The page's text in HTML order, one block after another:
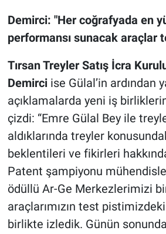
Demirci: "Her coğrafyada en
performansı sunacak araçlar
Tırsan Treyler Satış İcra
Demirci ise Gülal’in ardından
açıklamalarda yeni iş
çizdi: “Emre Gülal Bey ile
aldıklarında treyler
beklentileri ve fikirleri
Patent şampiyonu
ödüllü Ar-Ge Merkezlerimizi
araçlarımızın test
birlikte izledik. Günün